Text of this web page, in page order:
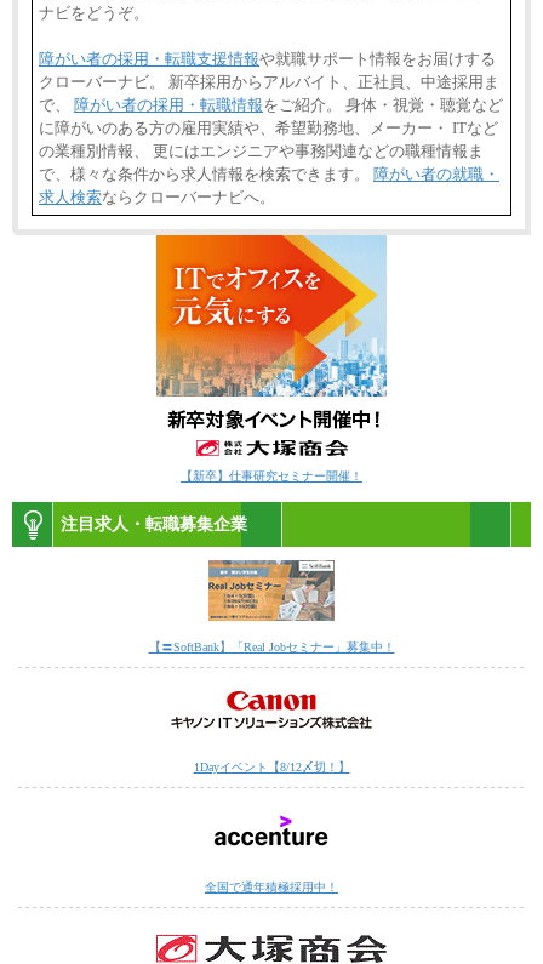
ナビをどうぞ。
障がい者の採用・転職支援情報や就職サポート情報をお届けする
クローバーナビ。 新卒採用からアルバイト、正社員、中途採用ま
で、 障がい者の採用・転職情報をご紹介。 身体・視覚・聴覚など
に障がいのある方の雇用実績や、希望勤務地、メーカー・ ITなど
の業種別情報、 更にはエンジニアや事務関連などの職種情報ま
で、様々な条件から求人情報を検索できます。 障がい者の就職・
求人検索ならクローバーナビへ。
【新卒】仕事研究セミナー開催！
注目求人・転職募集企業
【〓SoftBank】「Real Jobセミナー」募集中！
1Dayイベント【8/12〆切！】
全国で通年積極採用中！